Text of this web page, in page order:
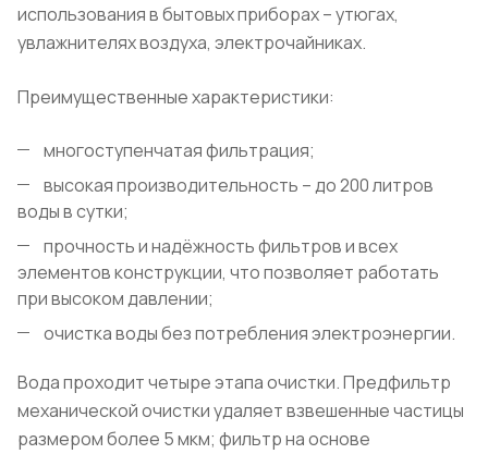
использования в бытовых приборах – утюгах,
увлажнителях воздуха, электрочайниках.
Преимущественные характеристики:
многоступенчатая фильтрация;
высокая производительность – до 200 литров
воды в сутки;
прочность и надёжность фильтров и всех
элементов конструкции, что позволяет работать
при высоком давлении;
очистка воды без потребления электроэнергии.
Вода проходит четыре этапа очистки. Предфильтр
механической очистки удаляет взвешенные частицы
размером более 5 мкм; фильтр на основе